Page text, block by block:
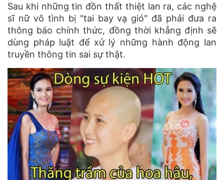
Sau khi những tin đồn thất thiệt lan ra, các nghệ
sĩ nữ vô tình bị "tai bay vạ gió" đã phải đưa ra
thông báo chính thức, đồng thời khẳng định sẽ
dùng pháp luật để xử lý những hành động lan
truyền thông tin sai sự thật.